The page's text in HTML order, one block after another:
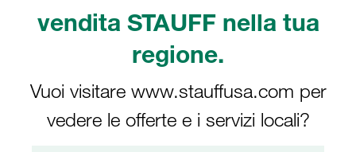
vendita STAUFF nella tua
regione.
Vuoi visitare www.stauffusa.com per
vedere le offerte e i servizi locali?